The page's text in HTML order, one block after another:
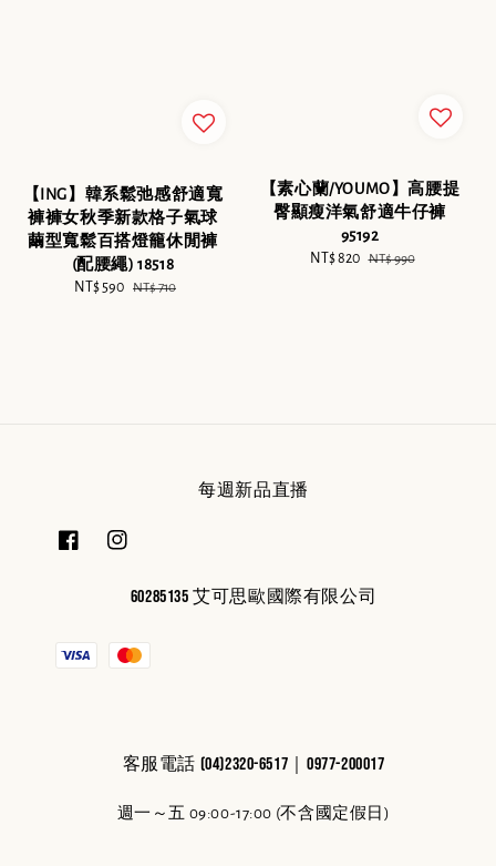
【ING】韓系鬆弛感舒適寬
褲褲女秋季新款格子氣球
繭型寬鬆百搭燈籠休閒褲
(配腰繩) 18518
Sale
NT$ 590 Regular
NT$ 710
【素心蘭/YOUMO】高腰提
臀顯瘦洋氣舒適牛仔褲
95192
Sale
NT$ 820 Regular
NT$ 990
每週新品直播
60285135 艾可思歐國際有限公司
客服電話 (04)2320-6517｜0977-200017
週一～五 09:00-17:00 (不含國定假日)